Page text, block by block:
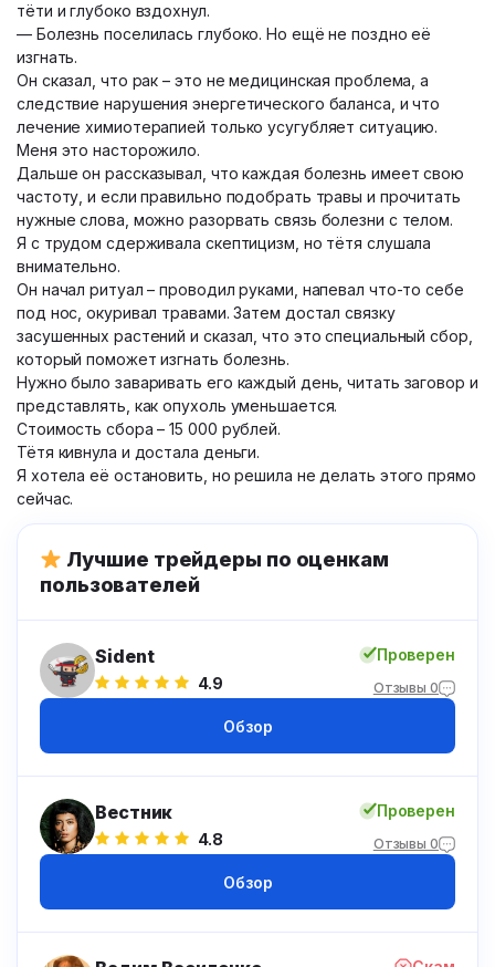
тёти и глубоко вздохнул.
— Болезнь поселилась глубоко. Но ещё не поздно её
изгнать.
Он сказал, что рак – это не медицинская проблема, а
следствие нарушения энергетического баланса, и что
лечение химиотерапией только усугубляет ситуацию.
Меня это насторожило.
Дальше он рассказывал, что каждая болезнь имеет свою
частоту, и если правильно подобрать травы и прочитать
нужные слова, можно разорвать связь болезни с телом.
Я с трудом сдерживала скептицизм, но тётя слушала
внимательно.
Он начал ритуал – проводил руками, напевал что-то себе
под нос, окуривал травами. Затем достал связку
засушенных растений и сказал, что это специальный сбор,
который поможет изгнать болезнь.
Нужно было заваривать его каждый день, читать заговор и
представлять, как опухоль уменьшается.
Стоимость сбора – 15 000 рублей.
Тётя кивнула и достала деньги.
Я хотела её остановить, но решила не делать этого прямо
сейчас.
Лучшие трейдеры по оценкам
пользователей
Sident
4.9
Проверен
Отзывы 0
Обзор
Вестник
4.8
Проверен
Отзывы 0
Обзор